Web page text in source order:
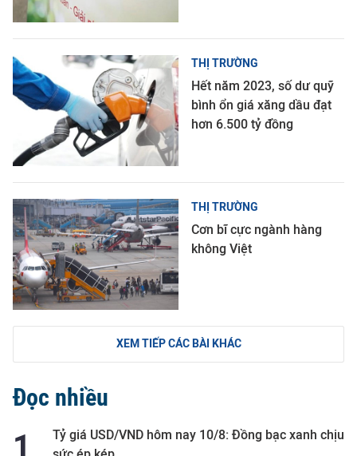
THỊ TRƯỜNG
Hết năm 2023, số dư quỹ
bình ổn giá xăng dầu đạt
hơn 6.500 tỷ đồng
THỊ TRƯỜNG
Cơn bĩ cực ngành hàng
không Việt
XEM TIẾP CÁC BÀI KHÁC
Đọc nhiều
Tỷ giá USD/VND hôm nay 10/8: Đồng bạc xanh chịu